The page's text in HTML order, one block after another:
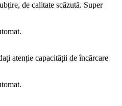
de calitate scăzută. Super
atenție capacității de încărcare